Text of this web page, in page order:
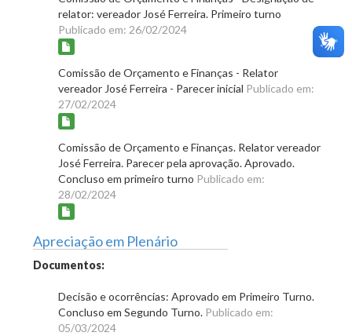
relator: vereador José Ferreira. Primeiro turno
Publicado em: 26/02/2024
Comissão de Orçamento e Finanças - Relator
vereador José Ferreira - Parecer inicial Publicado em:
27/02/2024
Comissão de Orçamento e Finanças. Relator vereador
José Ferreira. Parecer pela aprovação. Aprovado.
Concluso em primeiro turno Publicado em:
28/02/2024
Apreciação em Plenário
Documentos:
Decisão e ocorrências: Aprovado em Primeiro Turno.
Concluso em Segundo Turno. Publicado em:
05/03/2024